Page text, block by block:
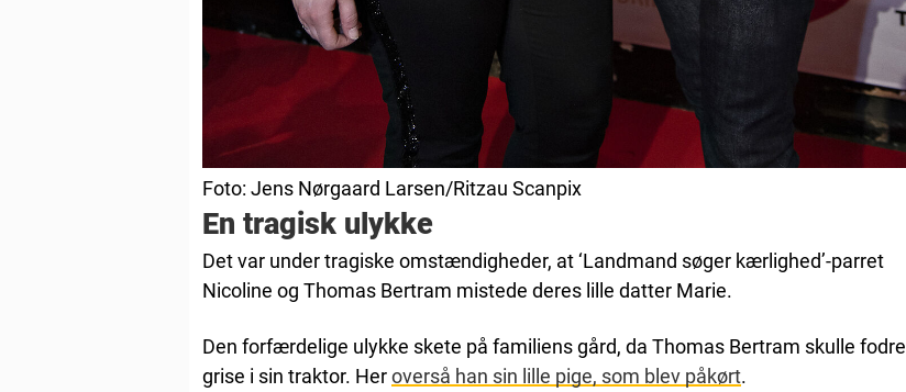
Foto: Jens Nørgaard Larsen/Ritzau Scanpix
En tragisk ulykke
Det var under tragiske omstændigheder, at ‘Landmand søger kærlighed’-parret
Nicoline og Thomas Bertram mistede deres lille datter Marie.
Den forfærdelige ulykke skete på familiens gård, da Thomas Bertram skulle fodre
grise i sin traktor. Heroverså han sin lille pige, som blev påkørt.